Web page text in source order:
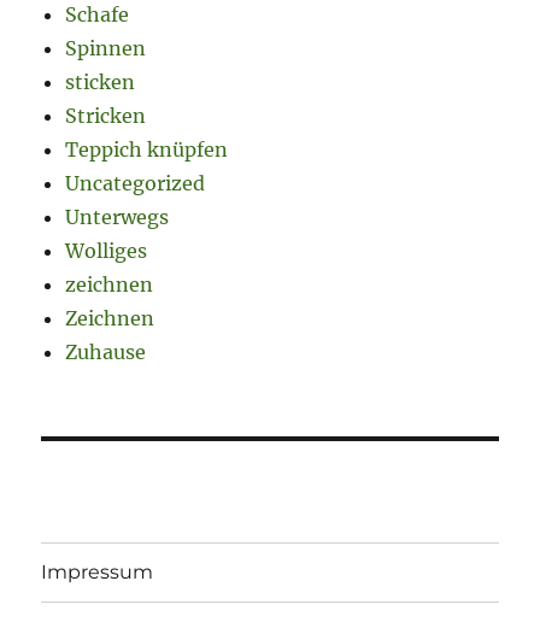
Schafe
Spinnen
sticken
Stricken
Teppich knüpfen
Uncategorized
Unterwegs
Wolliges
zeichnen
Zeichnen
Zuhause
Impressum